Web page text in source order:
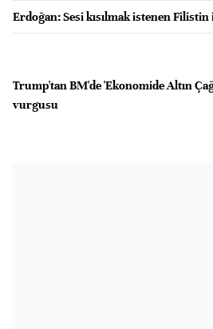
Erdoğan: Sesi kısılmak istenen
Trump'tan BM'de 'Ekonomide Altın
vurgusu